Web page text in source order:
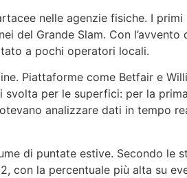
nelle agenzie fisiche. I
Grande Slam. Con
a pochi operatori locali.
Piattaforme come Betfair e
svolta per le superfici: per la
analizzare dati in tempo
di puntate estive. Secondo le
con la percentuale più alta su